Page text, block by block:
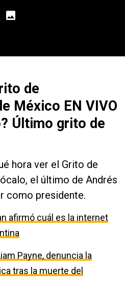
de
México EN VIVO
Último grito de
hora ver el Grito de
el último de Andrés
como presidente.
afirmó cuál es la internet
Payne, denuncia la
tras la muerte del